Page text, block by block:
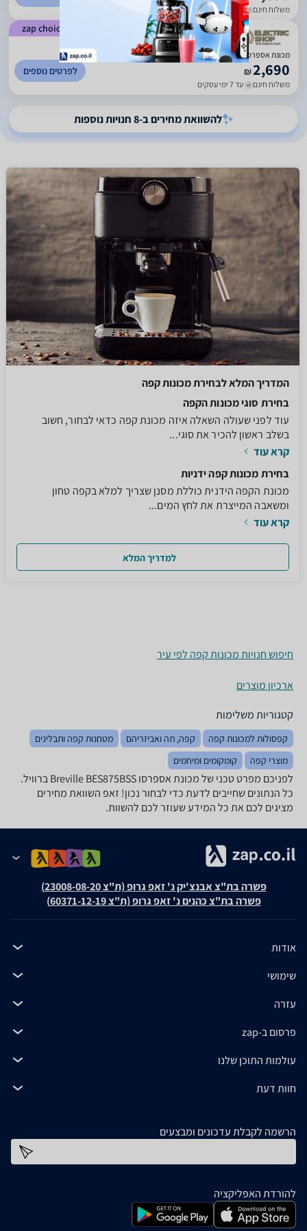
משלוח חינם עד 7 ימי עסקים
zap choice
4.9
(
481
)
מכונת אספרסו טוחנת Breville ברוויל Barista Express BES875BSS
₪2,690
משלוח חינם עד 7 ימי עסקים
לפרטים נוספים
להשוואת מחירים ב-8 חנויות נוספות
המדריך המלא לבחירת מכונות קפה
בחירת סוגי מכונות הקפה
עוד לפני שעולה השאלה איזה מכונת קפה כדאי לבחור, חשוב
בשלב ראשון להכיר את סוגי...
קרא עוד
בחירת מכונות קפה ידניות
מכונת הקפה הידנית כוללת מסנן שצריך למלא בקפה טחון
ומשאבה המייצרת את לחץ המים...
קרא עוד
למדריך המלא
חיפוש חנויות מכונות קפה לפי עיר
ארכיון מוצרים
קטגוריות משלימות
קפסולות למכונות קפה קפה, תה ואביזריהם
מטחנות קפה ותבלינים
מוצרי קפה
קומקומים ומיחמים
לפניכם מפרט טכני של ‏מכונת אספרסו Breville BES875BSS ברוויל.
כל הנתונים שחייבים לדעת כדי לבחור נכון! זאפ השוואת מחירים
מציגים לכם את כל המידע שעוזר לכם להשוות.
פשרה בת"צ אבנצ'יק נ' זאפ גרופ (ת"צ 23008-08-20)
פשרה בת"צ כהנים נ' זאפ גרופ (ת"צ 60371-12-19)
אודות
שימושי
עזרה
פרסום ב-zap
עולמות התוכן שלנו
חוות דעת
הרשמה לקבלת עדכונים ומבצעים
להורדת האפליקציה